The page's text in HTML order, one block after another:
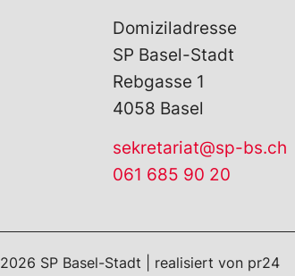
Domiziladresse
SP Basel-Stadt
Rebgasse 1
4058 Basel
sekretariat@sp-bs.ch
061 685 90 20
2026 SP Basel-Stadt | realisiert von pr24